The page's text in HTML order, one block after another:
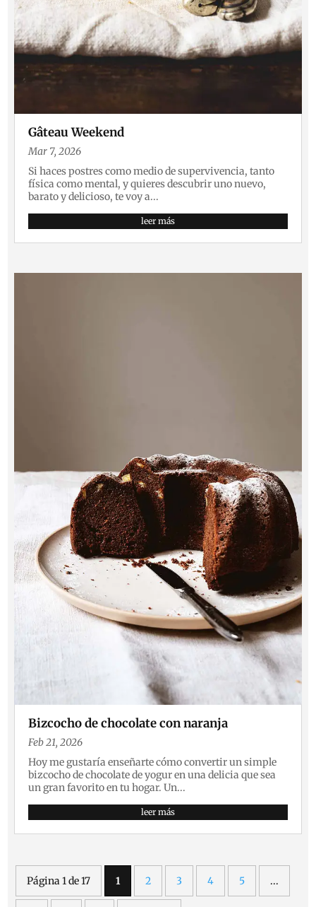
Gâteau Weekend
Mar 7, 2026
Si haces postres como medio de supervivencia, tanto
física como mental, y quieres descubrir uno nuevo,
barato y delicioso, te voy a...
leer más
Bizcocho de chocolate con naranja
Feb 21, 2026
Hoy me gustaría enseñarte cómo convertir un simple
bizcocho de chocolate de yogur en una delicia que sea
un gran favorito en tu hogar. Un...
leer más
Página 1 de 17 1 2 3 4 5 ...